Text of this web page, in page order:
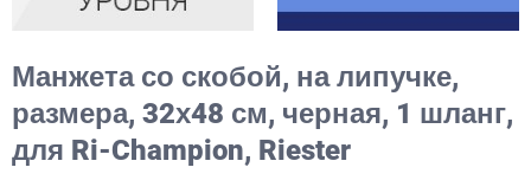
Манжета со скобой, на липучке,
размера, 32х48 см, черная, 1 шланг,
для Ri-Champion, Riester